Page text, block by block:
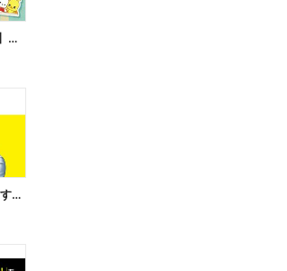
【サンリオ×メーカーマスコット】オリジナルグッズ貰える!
【おトク】大谷選手ファミマおむすび割